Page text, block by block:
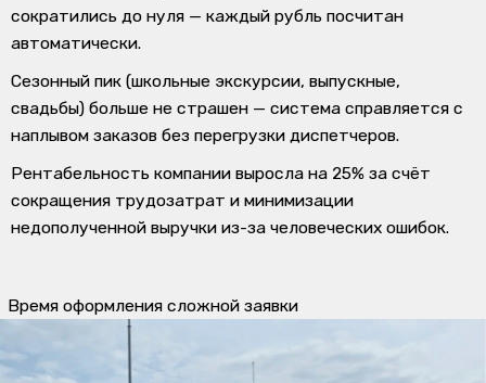
сократились до нуля — каждый рубль посчитан
автоматически.
Сезонный пик (школьные экскурсии, выпускные,
свадьбы) больше не страшен — система справляется с
наплывом заказов без перегрузки диспетчеров.
Рентабельность компании выросла на 25% за счёт
сокращения трудозатрат и минимизации
недополученной выручки из-за человеческих ошибок.
Время оформления сложной заявки
Доля самостоятельных заказов (онлайн)